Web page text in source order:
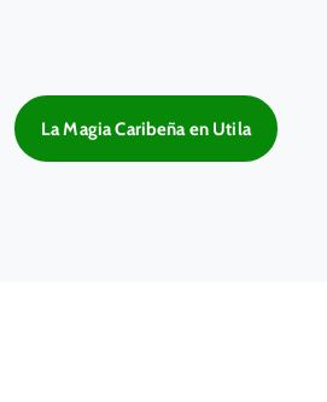
La Magia Caribeña en Utila